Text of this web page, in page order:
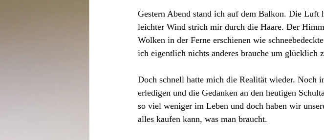
Gestern Abend stand ich auf dem Balkon. Die Luft
leichter Wind strich mir durch die Haare. Der
Wolken in der Ferne erschienen wie
ich eigentlich nichts anderes brauche um glücklich
Doch schnell hatte mich die Realität wieder. Noch
erledigen und die Gedanken an den heutigen
so viel weniger im Leben und doch haben wir
alles kaufen kann, was man braucht.